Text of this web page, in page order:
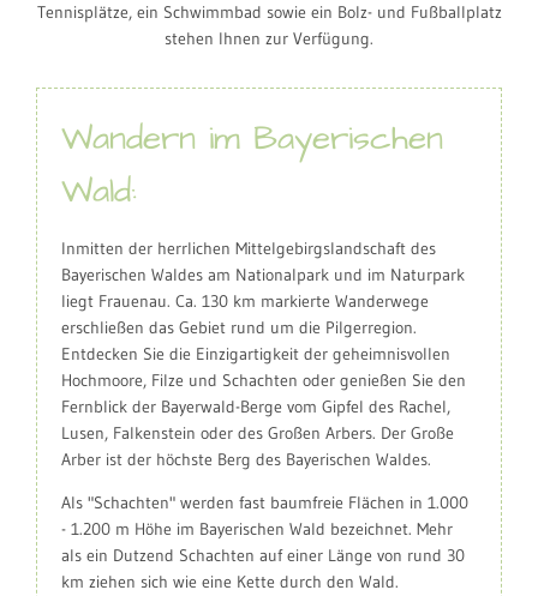
Tennisplätze, ein Schwimmbad sowie ein Bolz- und Fußballplatz
stehen Ihnen zur Verfügung.
Wandern im Bayerischen
Wald:
Inmitten der herrlichen Mittelgebirgslandschaft des
Bayerischen Waldes am Nationalpark und im Naturpark
liegt Frauenau. Ca. 130 km markierte Wanderwege
erschließen das Gebiet rund um die Pilgerregion.
Entdecken Sie die Einzigartigkeit der geheimnisvollen
Hochmoore, Filze und Schachten oder genießen Sie den
Fernblick der Bayerwald-Berge vom Gipfel des Rachel,
Lusen, Falkenstein oder des Großen Arbers. Der Große
Arber ist der höchste Berg des Bayerischen Waldes.
Als "Schachten" werden fast baumfreie Flächen in 1.000
- 1.200 m Höhe im Bayerischen Wald bezeichnet. Mehr
als ein Dutzend Schachten auf einer Länge von rund 30
km ziehen sich wie eine Kette durch den Wald.